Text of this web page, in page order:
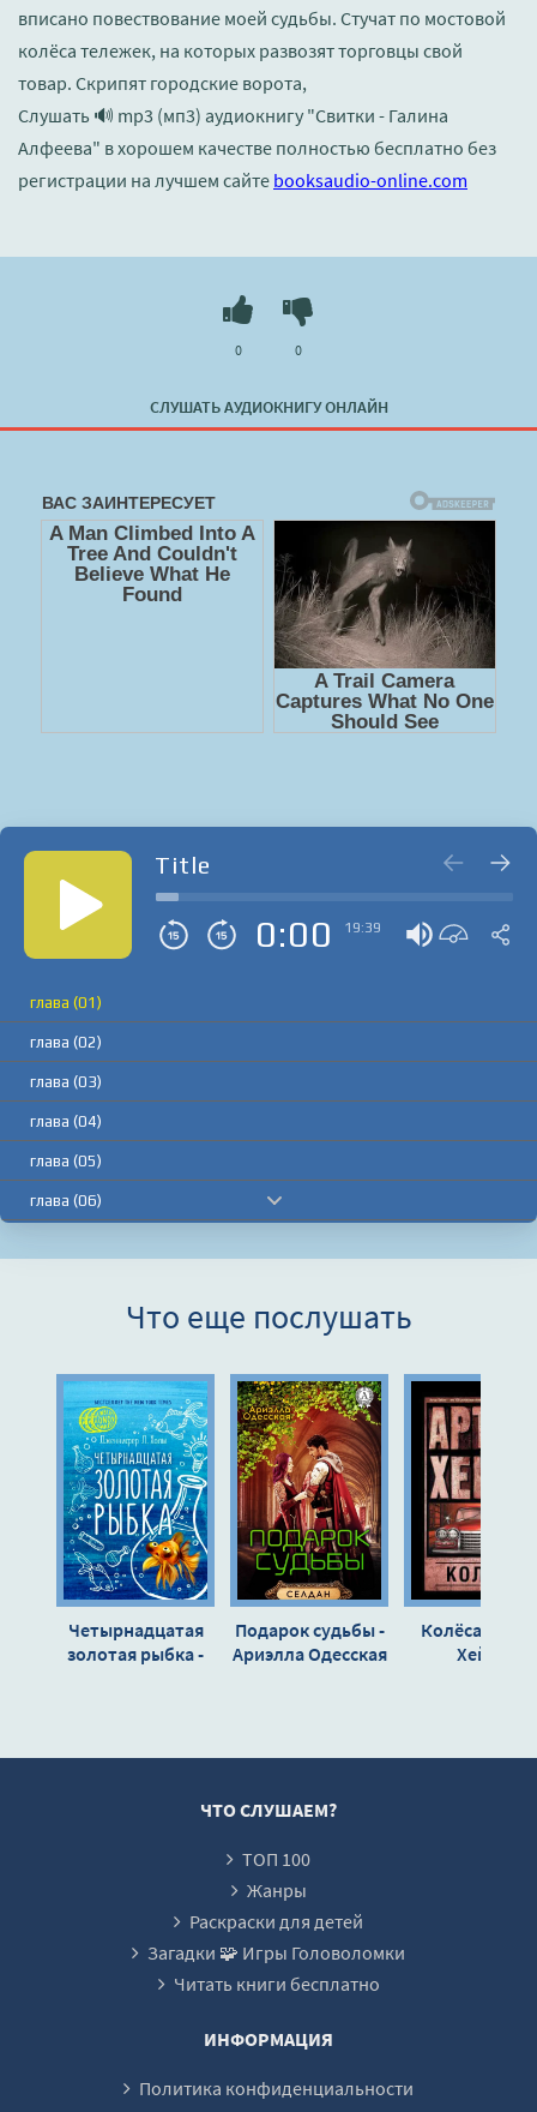
вписано повествование моей судьбы. Стучат по мостовой
колёса тележек, на которых развозят торговцы свой
товар. Скрипят городские ворота,
Слушать 🔊 mp3 (мп3) аудиокнигу "Свитки - Галина
Алфеева" в хорошем качестве полностью бесплатно без
регистрации на лучшем сайте booksaudio-online.com
СЛУШАТЬ АУДИОКНИГУ ОНЛАЙН
0 0
Title
0:00 19:39
глава (01)
глава (02)
глава (03)
глава (04)
глава (05)
глава (06)
глава (11)
глава (12)
глава (13)
глава (14)
глава (15)
глава (16)
глава (17)
глава (20)
Что еще послушать
Четырнадцатая
золотая рыбка -
Подарок судьбы -
Ариэлла Одесская
Колёса -
Хейли
ЧТО СЛУШАЕМ?
ТОП 100
Жанры
Раскраски для детей
Загадки 🧩 Игры Головоломки
Читать книги бесплатно
ИНФОРМАЦИЯ
Политика конфиденциальности